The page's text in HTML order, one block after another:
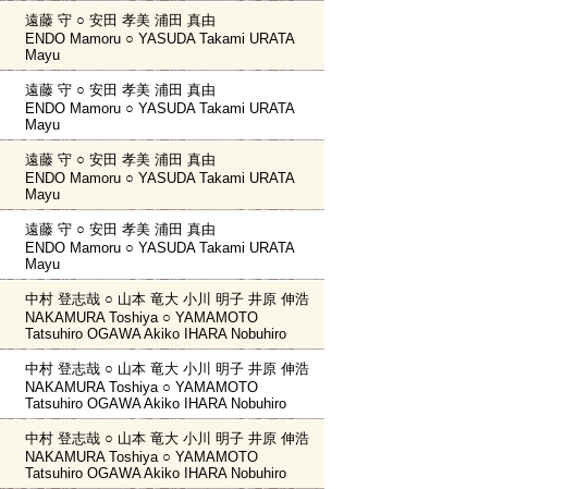
遠藤 守 ○ 安田 孝美 浦田 真由
ENDO Mamoru ○ YASUDA Takami URATA
Mayu
遠藤 守 ○ 安田 孝美 浦田 真由
ENDO Mamoru ○ YASUDA Takami URATA
Mayu
遠藤 守 ○ 安田 孝美 浦田 真由
ENDO Mamoru ○ YASUDA Takami URATA
Mayu
遠藤 守 ○ 安田 孝美 浦田 真由
ENDO Mamoru ○ YASUDA Takami URATA
Mayu
中村 登志哉 ○ 山本 竜大 小川 明子 井原 伸浩
NAKAMURA Toshiya ○ YAMAMOTO
Tatsuhiro OGAWA Akiko IHARA Nobuhiro
中村 登志哉 ○ 山本 竜大 小川 明子 井原 伸浩
NAKAMURA Toshiya ○ YAMAMOTO
Tatsuhiro OGAWA Akiko IHARA Nobuhiro
中村 登志哉 ○ 山本 竜大 小川 明子 井原 伸浩
NAKAMURA Toshiya ○ YAMAMOTO
Tatsuhiro OGAWA Akiko IHARA Nobuhiro